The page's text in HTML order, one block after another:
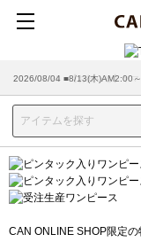
2026/08/04 ■8/13(木)AM2:00
2026/07/29 ■【お知らせ】ヤ
CAN ONLINE SHOP限定の